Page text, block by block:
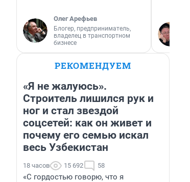
Олег Арефьев
Блогер, предприниматель,
владелец в транспортном
бизнесе
РЕКОМЕНДУЕМ
«Я не жалуюсь».
Строитель лишился рук и
ног и стал звездой
соцсетей: как он живет и
почему его семью искал
весь Узбекистан
18 часов 15 692 58
«С гордостью говорю, что я